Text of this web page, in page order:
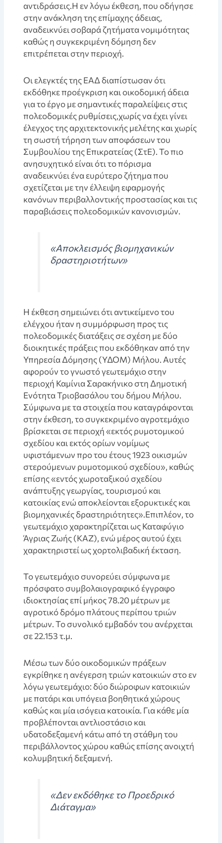
αντιδράσεις.Η εν λόγω έκθεση, που οδήγησε
στην ανάκληση της επίμαχης άδειας,
αναδεικνύει σοβαρά ζητήματα νομιμότητας
καθώς η συγκεκριμένη δόμηση δεν
επιτρέπεται στην περιοχή.
Οι ελεγκτές της ΕΑΔ διαπίστωσαν ότι
εκδόθηκε προέγκριση και οικοδομική άδεια
για το έργο με σημαντικές παραλείψεις στις
πολεοδομικές ρυθμίσεις,χωρίς να έχει γίνει
έλεγχος της αρχιτεκτονικής μελέτης και χωρίς
τη σωστή τήρηση των αποφάσεων του
Συμβουλίου της Επικρατείας (ΣτΕ). Το πιο
ανησυχητικό είναι ότι το πόρισμα
αναδεικνύει ένα ευρύτερο ζήτημα που
σχετίζεται με την έλλειψη εφαρμογής
κανόνων περιβαλλοντικής προστασίας και τις
παραβιάσεις πολεοδομικών κανονισμών.
«Αποκλεισμός βιομηχανικών
δραστηριοτήτων»
Η έκθεση σημειώνει ότι αντικείμενο του
ελέγχου ήταν η συμμόρφωση προς τις
πολεοδομικές διατάξεις σε σχέση με δύο
διοικητικές πράξεις που εκδόθηκαν από την
Υπηρεσία Δόμησης (ΥΔΟΜ) Μήλου. Αυτές
αφορούν το γνωστό γεωτεμάχιο στην
περιοχή Καμίνια Σαρακήνικο στη Δημοτική
Ενότητα Τριοβασάλου του δήμου Μήλου.
Σύμφωνα με τα στοιχεία που καταγράφονται
στην έκθεση, το συγκεκριμένο αγροτεμάχιο
βρίσκεται σε περιοχή «εκτός ρυμοτομικού
σχεδίου και εκτός ορίων νομίμως
υφιστάμενων προ του έτους 1923 οικισμών
στερούμενων ρυμοτομικού σχεδίου», καθώς
επίσης «εντός χωροταξικού σχεδίου
ανάπτυξης γεωργίας, τουρισμού και
κατοικίας ενώ αποκλείονται εξορυκτικές και
βιομηχανικές δραστηριότητες».Επιπλέον, το
γεωτεμάχιο χαρακτηρίζεται ως Καταφύγιο
Άγριας Ζωής (ΚΑΖ), ενώ μέρος αυτού έχει
χαρακτηριστεί ως χορτολιβαδική έκταση.
Το γεωτεμάχιο συνορεύει σύμφωνα με
πρόσφατο συμβολαιογραφικό έγγραφο
ιδιοκτησίας επί μήκος 78.20 μέτρων με
αγροτικό δρόμο πλάτους περίπου τριών
μέτρων. Το συνολικό εμβαδόν του ανέρχεται
σε 22.153 τ.μ.
Mέσω των δύο οικοδομικών πράξεων
εγκρίθηκε η ανέγερση τριών κατοικιών στο εν
λόγω γεωτεμάχιο: δύο διώροφων κατοικιών
με πατάρι και υπόγεια βοηθητικά χώρους
καθώς και μία ισόγεια κατοικία. Για κάθε μία
προβλέπονται αντλιοστάσιο και
υδατοδεξαμενή κάτω από τη στάθμη του
περιβάλλοντος χώρου καθώς επίσης ανοιχτή
κολυμβητική δεξαμενή.
«Δεν εκδόθηκε το Προεδρικό
Διάταγμα»